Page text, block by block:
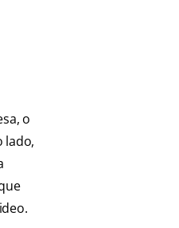
o
lado,